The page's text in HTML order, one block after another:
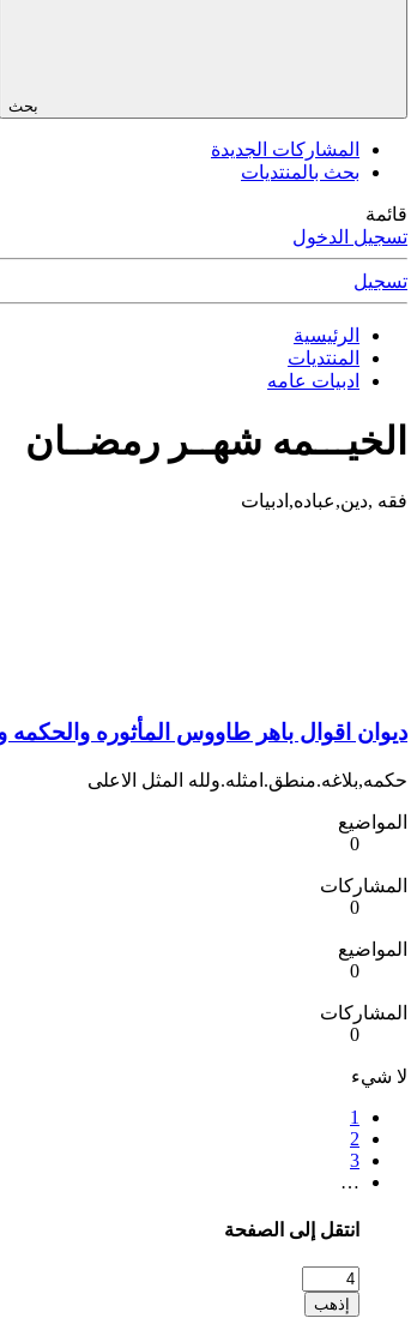
بحث
المشاركات الجديدة
بحث بالمنتديات
قائمة
تسجيل الدخول
تسجيل
الرئيسية
المنتديات
ادبيات عامه
الخيـــمه شهــر رمضــان
فقه ,دين,عباده,ادبيات
ديوان اقوال باهر طاووس المأثوره والحكمه
حكمه,بلاغه.منطق.امثله.ولله المثل الاعلى
المواضيع
0
المشاركات
0
المواضيع
0
المشاركات
0
لا شيء
1
2
3
…
انتقل إلى الصفحة
إذهب